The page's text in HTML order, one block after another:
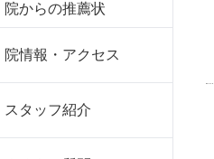
院からの推薦状
院情報・アクセス
スタッフ紹介